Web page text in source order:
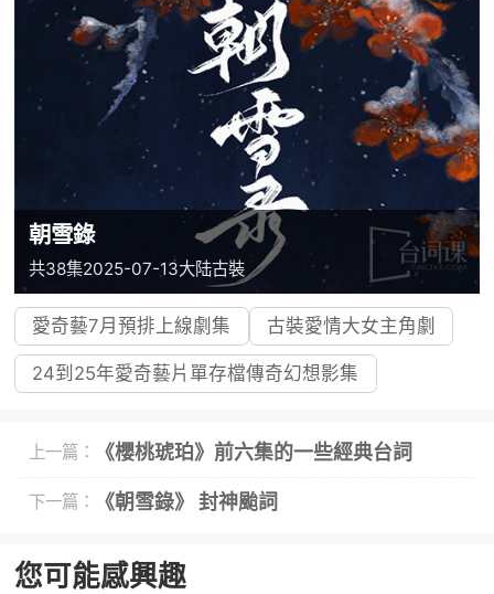
朝雪錄
共38集2025-07-13大陆古裝
愛奇藝7月預排上線劇集 古裝愛情大女主角劇
24到25年愛奇藝片單存檔傳奇幻想影集
上一篇： 《櫻桃琥珀》前六集的一些經典台詞
下一篇： 《朝雪錄》 封神颱詞
您可能感興趣